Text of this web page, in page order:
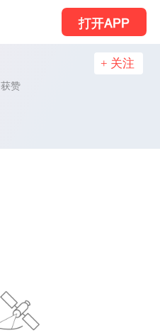
打开APP
获赞
+ 关注